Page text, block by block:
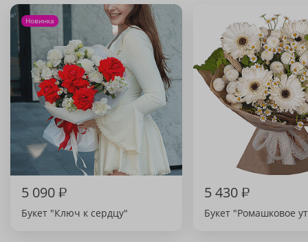
Новинка
5 090₽
Букет "Ключ к сердцу"
5 430₽
Букет "Ромашковое